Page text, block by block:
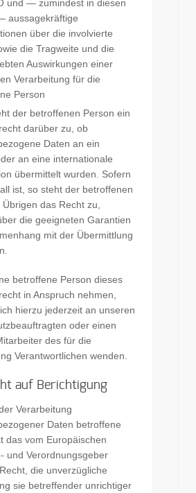
und — zumindest in diesen
aussagekräftige
über die involvierte
die Tragweite und die
Auswirkungen einer
Verarbeitung für die
Person
der betroffenen Person ein
darüber zu, ob
Daten an ein
an eine internationale
übermittelt wurden. Sofern
ist, so steht der betroffenen
das Recht zu,
die geeigneten Garantien
mit der Übermittlung
betroffene Person dieses
in Anspruch nehmen,
hierzu jederzeit an unseren
oder einen
des für die
Verantwortlichen wenden.
auf Berichtigung
Verarbeitung
Daten betroffene
das vom Europäischen
und Verordnungsgeber
die unverzügliche
sie betreffender unrichtiger